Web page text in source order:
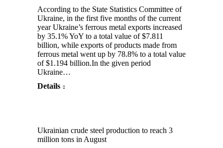
According to the State Statistics Committee of
Ukraine, in the first five months of the current
year Ukraine’s ferrous metal exports increased
by 35.1% YoY to a total value of $7.811
billion, while exports of products made from
ferrous metal went up by 78.8% to a total value
of $1.194 billion.In the given period
Ukraine…
Details
Ukrainian crude steel production to reach 3
million tons in August